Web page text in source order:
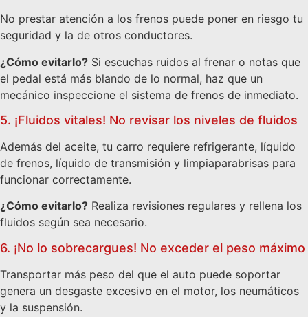
No prestar atención a los frenos puede poner en riesgo tu
seguridad y la de otros conductores.
¿Cómo evitarlo? Si escuchas ruidos al frenar o notas que
el pedal está más blando de lo normal, haz que un
mecánico inspeccione el sistema de frenos de inmediato.
5. ¡Fluidos vitales! No revisar los niveles de fluidos
Además del aceite, tu carro requiere refrigerante, líquido
de frenos, líquido de transmisión y limpiaparabrisas para
funcionar correctamente.
¿Cómo evitarlo? Realiza revisiones regulares y rellena los
fluidos según sea necesario.
6. ¡No lo sobrecargues! No exceder el peso máximo
Transportar más peso del que el auto puede soportar
genera un desgaste excesivo en el motor, los neumáticos
y la suspensión.